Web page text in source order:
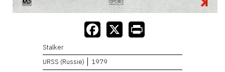
Stalker
URSS (Russie)
1979